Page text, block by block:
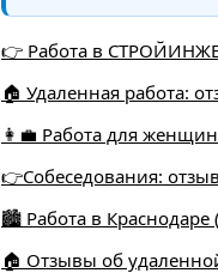
👉 Работа в
🏠 Удаленная работа:
👩‍💼 Работа для
👉Собеседования:
🏙️ Работа в Краснодаре
🏠 Отзывы об